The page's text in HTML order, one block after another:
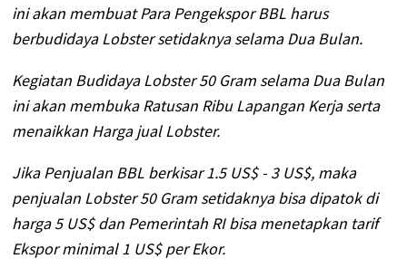
ini akan membuat Para Pengekspor BBL harus
berbudidaya Lobster setidaknya selama Dua Bulan.
Kegiatan Budidaya Lobster 50 Gram selama Dua Bulan
ini akan membuka Ratusan Ribu Lapangan Kerja serta
menaikkan Harga jual Lobster.
Jika Penjualan BBL berkisar 1.5 US$ - 3 US$, maka
penjualan Lobster 50 Gram setidaknya bisa dipatok di
harga 5 US$ dan Pemerintah RI bisa menetapkan tarif
Ekspor minimal 1 US$ per Ekor.